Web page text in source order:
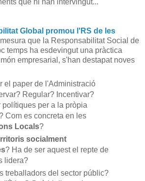
que hi han intervingut...
Global promou l'RS de les
que la Responsabilitat Social de
temps ha esdevingut una pràctica
empresarial, s'han destapat noves
el paper de l'Administració
Regular? Incentivar?
polítiques per a la pròpia
Com es concreta en les
Locals?
socialment
? Ha de ser aquest el repte de
lidera?
treballadors del sector públic?